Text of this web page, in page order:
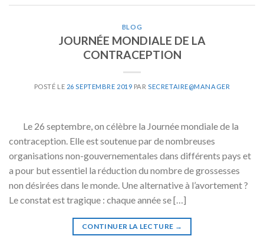
BLOG
JOURNÉE MONDIALE DE LA
CONTRACEPTION
POSTÉ LE 26 SEPTEMBRE 2019 PAR SECRETAIRE@MANAGER
Le 26 septembre, on célèbre la Journée mondiale de la
contraception. Elle est soutenue par de nombreuses
organisations non-gouvernementales dans différents pays et
a pour but essentiel la réduction du nombre de grossesses
non désirées dans le monde. Une alternative à l’avortement ?
Le constat est tragique : chaque année se […]
CONTINUER LA LECTURE →